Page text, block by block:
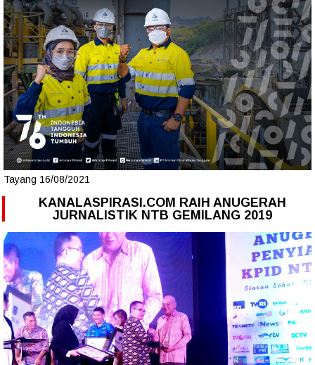
Tayang 16/08/2021
KANALASPIRASI.COM RAIH ANUGERAH
JURNALISTIK NTB GEMILANG 2019